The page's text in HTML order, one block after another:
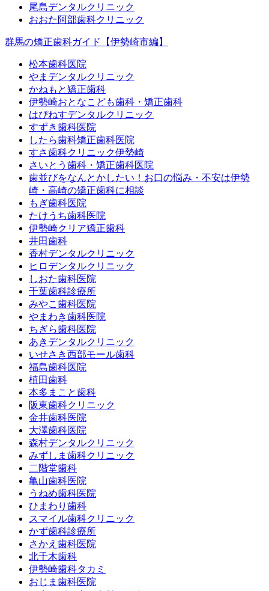
尾島デンタルクリニック
おおた阿部歯科クリニック
群馬の矯正歯科ガイド【伊勢崎市編】
松本歯科医院
やまデンタルクリニック
かねもと矯正歯科
伊勢崎おとなこども歯科・矯正歯科
はぴねすデンタルクリニック
すずき歯科医院
したら歯科矯正歯科医院
すさ歯科クリニック伊勢崎
さいとう歯科・矯正歯科医院
歯並びをなんとかしたい！お口の悩み・不安は伊勢
崎・高崎の矯正歯科に相談
もぎ歯科医院
たけうち歯科医院
伊勢崎クリア矯正歯科
井田歯科
香村デンタルクリニック
ヒロデンタルクリニック
しおた歯科医院
千葉歯科診療所
みやこ歯科医院
やまわき歯科医院
ちぎら歯科医院
あきデンタルクリニック
いせさき西部モール歯科
福島歯科医院
植田歯科
本多まこと歯科
阪東歯科クリニック
金井歯科医院
大澤歯科医院
森村デンタルクリニック
みずしま歯科クリニック
二階堂歯科
亀山歯科医院
うねめ歯科医院
ひまわり歯科
スマイル歯科クリニック
かず歯科診療所
さかえ歯科医院
北千木歯科
伊勢崎歯科タカミ
おじま歯科医院